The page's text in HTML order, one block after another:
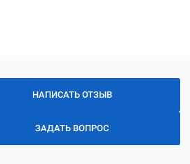
НАПИСАТЬ ОТЗЫВ
ЗАДАТЬ ВОПРОС